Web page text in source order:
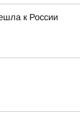
к России